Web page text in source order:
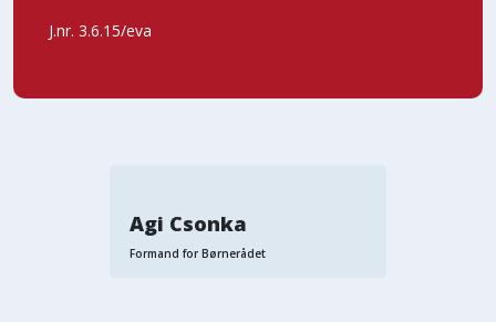
J.nr. 3.6.15/eva
Agi Csonka
Formand for Børnerådet